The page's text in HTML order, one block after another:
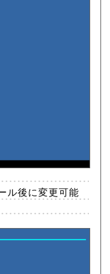
ル後に変更可能